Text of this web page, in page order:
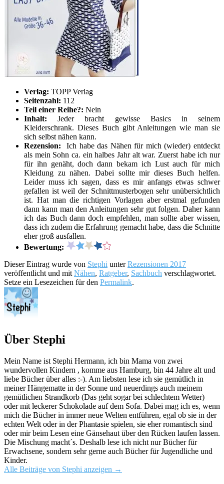
Verlag: TOPP Verlag
Seitenzahl: 112
Teil einer Reihe?: Nein
Inhalt:Jeder bracht gewisse Basics in seinem
Kleiderschrank. Dieses Buch gibt Anleitungen wie man sie
sich selbst nähen kann.
Rezension:
Ich habe das Nähen für mich (wieder) entdeckt
als mein Sohn ca. ein halbes Jahr alt war. Zuerst habe ich nur
für ihn genäht, doch dann bekam ich Lust auch für mich
Kleidung zu nähen. Dabei sollte mir dieses Buch helfen.
Leider muss ich sagen, dass es mir anfangs etwas schwer
gefallen ist weil der Schnittmusterbogen sehr unübersichtlich
ist. Hat man die richtigen Vorlagen aber erstmal gefunden
dann kann man den Anleitungen sehr gut folgen. Daher kann
ich das Buch dann doch empfehlen, man sollte aber wissen,
dass ich zudem die Erfahrung gemacht habe, dass die Schnitte
eher groß ausfallen.
Bewertung:
Dieser Eintrag wurde von Stephi unterRezensionen 2017
veröffentlicht und mit Nähen, Ratgeber, Sachbuch verschlagwortet.
Setze ein Lesezeichen für den Permalink.
Über Stephi
Mein Name ist Stephi Hermann, ich bin Mama von zwei
wundervollen Kindern , komme aus Hamburg, bin 44 Jahre alt und
liebe Bücher über alles :-). Am liebsten lese ich sie gemütlich in
meiner Hängematte in der Sonne und neuerdings auch meinem
gemütlichen Strandkorb (Das geht sogar bei schlechtem Wetter)
oder mit leckerer Schokolade auf dem Sofa. Dabei mag ich es, wenn
mich die Bücher in immer neue Welten entführen, egal ob sie in der
echten Welt oder in der Phantasie spielen, sie eher romantisch sind
oder mir beim Lesen eine Gänsehaut über den Rücken laufen lassen.
Die Mischung macht´s. Deshalb lese ich nicht nur Bücher für
Erwachsene, sondern sehr gerne auch Bücher für Jugendliche und
Kinder.
Alle Beiträge von Stephi anzeigen →